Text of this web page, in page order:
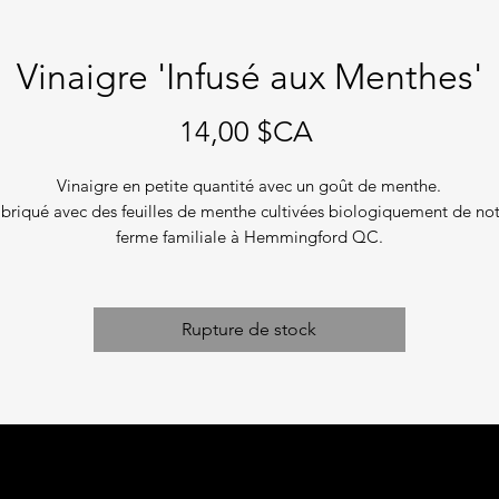
Vinaigre 'Infusé aux Menthes'
14,00 $CA
Vinaigre en petite quantité avec un goût de menthe.
avec des feuilles de menthe cultivées biologiquement de
ferme familiale à Hemmingford QC.
Bouteille: 8 onces
Rupture de stock